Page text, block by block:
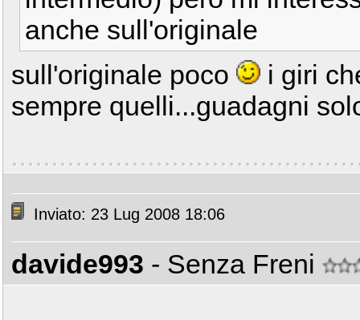
anche sull'originale
sull'originale poco
i giri
sempre quelli...guadagni
Inviato: 23 Lug 2008 18:06
davide993 - Senza Freni